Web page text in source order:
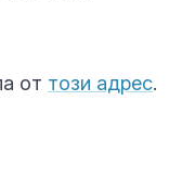
от този адрес.